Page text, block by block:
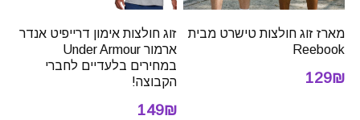
מארז זוג חולצות טישרט מבית
Reebook
129₪
זוג חולצות אימון דרייפיט אנדר
ארמור Under Armour
במחירים בלעדיים לחברי
הקבוצה!
149₪